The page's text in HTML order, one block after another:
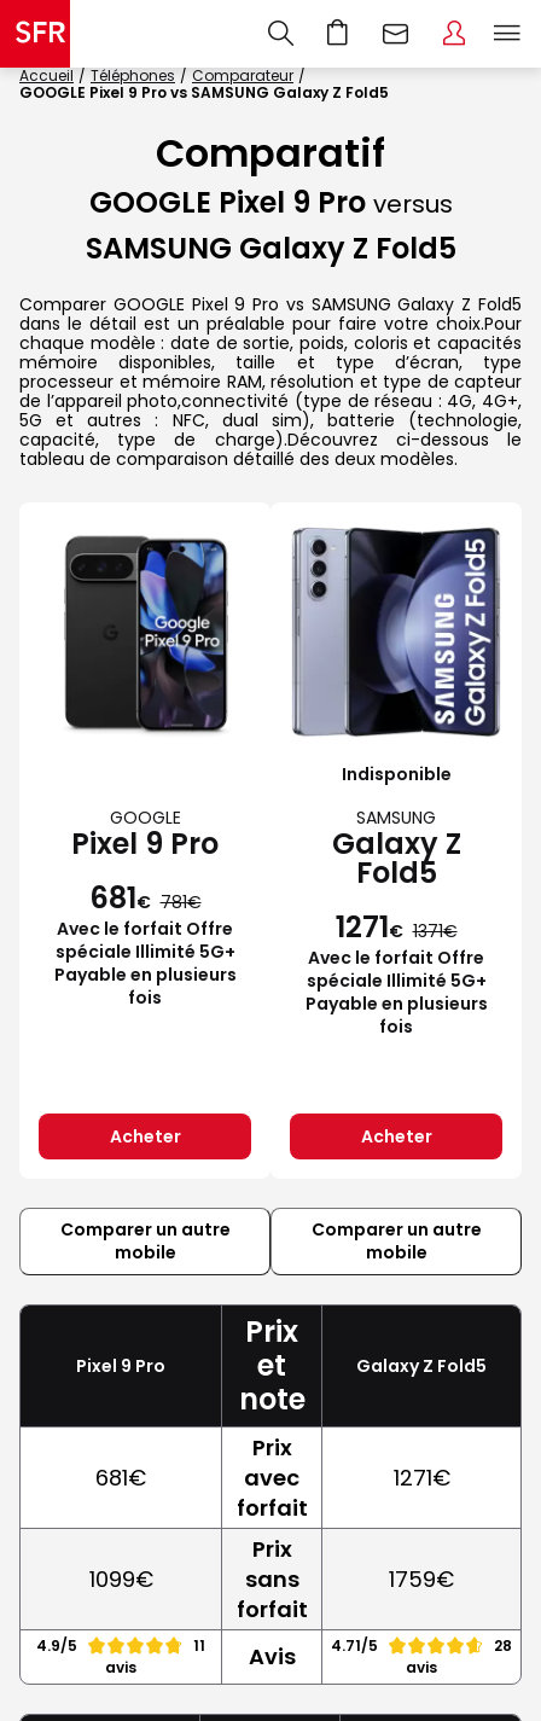
Accueil Téléphones
Comparateur
GOOGLE Pixel 9 Pro vs SAMSUNG Galaxy Z Fold5
Comparatif
GOOGLE Pixel 9 Pro versus
SAMSUNG Galaxy Z Fold5
Comparer GOOGLE Pixel 9 Pro vs SAMSUNG Galaxy Z Fold5
dans le détail est un préalable pour faire votre choix.Pour
chaque modèle : date de sortie, poids, coloris et capacités
mémoire disponibles, taille et type d’écran, type
processeur et mémoire RAM, résolution et type de capteur
de l’appareil photo,connectivité (type de réseau : 4G, 4G+,
5G et autres : NFC, dual sim), batterie (technologie,
capacité, type de charge).Découvrez ci-dessous le
tableau de comparaison détaillé des deux modèles.
GOOGLE
Pixel 9 Pro
681€ 781
Avec le forfait Offre
spéciale Illimité 5G+
Payable en plusieurs
fois
Acheter
Indisponible
SAMSUNG
Galaxy Z
Fold5
1271€ 1371
Avec le forfait Offre
spéciale Illimité 5G+
Payable en plusieurs
fois
Acheter
Comparer un autre
mobile
Comparer un autre
mobile
Pixel 9 Pro
Prix
et
note
Galaxy Z Fold5
681€
Prix
avec
forfait
1271€
1099€
Prix
sans
forfait
1759€
4.9/5
11
avis
Avis 4.71/5
28
avis